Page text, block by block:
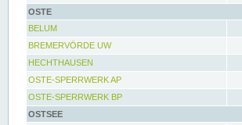
OSTE
BELUM
BREMERVÖRDE UW
HECHTHAUSEN
OSTE-SPERRWERK AP
OSTE-SPERRWERK BP
OSTSEE